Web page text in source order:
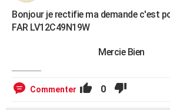
S'inscrire
Se connecter
Lycées
Collèges
Primaires
Universités
Entreprises
Service militaire
Avis de recherche
AVIS DE DÉCÈS
Bonjour je rectifie ma demande c'est
FAR LV12C49N19W
Mercie Bien
Commenter 0